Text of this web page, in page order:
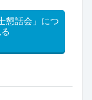
懇話会」につ